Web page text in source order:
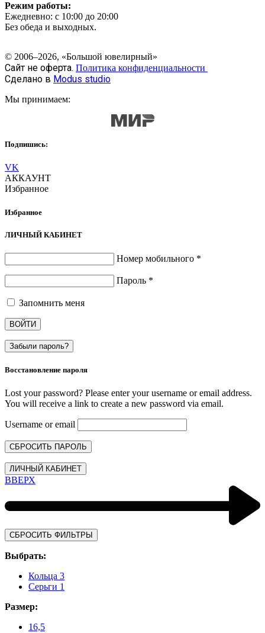
Режим работы:
Ежедневно: с 10:00 до 20:00
Без обеда и выходных.
© 2006–2026, «Большой ювелирный»
Сайт не оферта. Политика конфиденциальности
Сделано в Modus studio
Мы принимаем:
Подпишись:
VK
АККАУНТ
Избранное
Избранное
ЛИЧНЫЙ КАБИНЕТ
Номер мобильного *
Пароль *
Запомнить меня
ВОЙТИ
Забыли пароль?
Восстановление пароля
Lost your password? Please enter your username or email address.
You will receive a link to create a new password via email.
Username or email
СБРОСИТЬ ПАРОЛЬ
ЛИЧНЫЙ КАБИНЕТ
ВВЕРХ
СБРОСИТЬ ФИЛЬТРЫ
Выбрать:
Кольца 3
Серьги 1
Размер:
16,5